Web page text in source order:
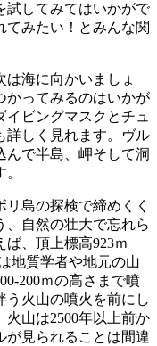
試してみてはいかがで
てみたい！とみんな関
海に向かいましょ
かってみるのはいかが
ビングマスクとチュ
詳しく見れます。ヴル
んで半島、岬そして洞
島の探検で締めくく
、自然の壮大で忘れら
、頂上標高923ｍ
地質学者や地元の山
200ｍの高さまで噴
う火山の噴火を前にし
山は2500年以上前か
が見られることは間違